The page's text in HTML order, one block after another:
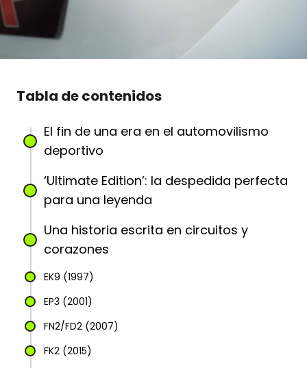
Tabla de contenidos
El fin de una era en el automovilismo
deportivo
‘Ultimate Edition’: la despedida perfecta
para una leyenda
Una historia escrita en circuitos y
corazones
EK9 (1997)
EP3 (2001)
FN2/FD2 (2007)
FK2 (2015)